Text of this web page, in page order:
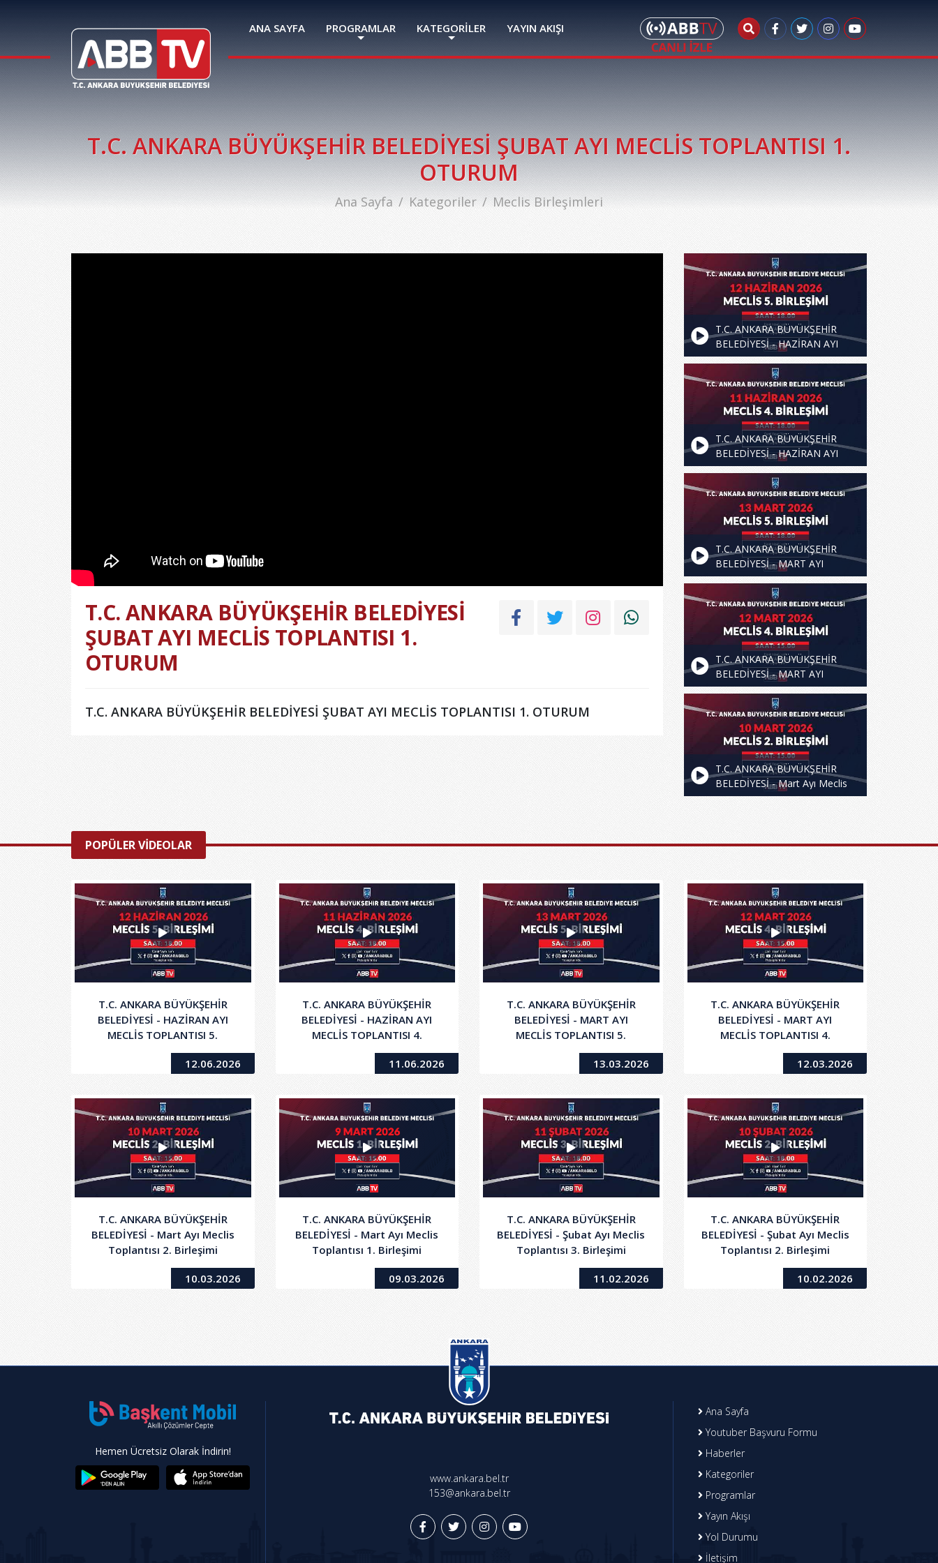
ANA SAYFA PROGRAMLAR KATEGORİLER YAYIN AKIŞI
T.C. ANKARA BÜYÜKŞEHİR BELEDİYESİ ŞUBAT AYI MECLİS TOPLANTISI 1.
OTURUM
Ana Sayfa Kategoriler Meclis Birleşimleri
T.C. ANKARA BÜYÜKŞEHİR BELEDİYESİ
ŞUBAT AYI MECLİS TOPLANTISI 1.
OTURUM
T.C. ANKARA BÜYÜKŞEHİR BELEDİYESİ ŞUBAT AYI MECLİS TOPLANTISI 1. OTURUM
T.C. ANKARA BÜYÜKŞEHİR
BELEDİYESİ - HAZİRAN AYI
MECLİS TOPLANTISI 5.
T.C. ANKARA BÜYÜKŞEHİR
BELEDİYESİ - HAZİRAN AYI
MECLİS TOPLANTISI 4.
T.C. ANKARA BÜYÜKŞEHİR
BELEDİYESİ - MART AYI
MECLİS TOPLANTISI 5.
T.C. ANKARA BÜYÜKŞEHİR
BELEDİYESİ - MART AYI
MECLİS TOPLANTISI 4.
T.C. ANKARA BÜYÜKŞEHİR
BELEDİYESİ - Mart Ayı Meclis
Toplantısı 2. Birleşimi
POPÜLER VİDEOLAR
T.C. ANKARA BÜYÜKŞEHİR
BELEDİYESİ - HAZİRAN AYI
MECLİS TOPLANTISI 5.
BİRLEŞİMİ
12.06.2026
T.C. ANKARA BÜYÜKŞEHİR
BELEDİYESİ - HAZİRAN AYI
MECLİS TOPLANTISI 4.
BİRLEŞİMİ
11.06.2026
T.C. ANKARA BÜYÜKŞEHİR
BELEDİYESİ - MART AYI
MECLİS TOPLANTISI 5.
BİRLEŞİMİ
13.03.2026
T.C. ANKARA BÜYÜKŞEHİR
BELEDİYESİ - MART AYI
MECLİS TOPLANTISI 4.
BİRLEŞİMİ
12.03.2026
T.C. ANKARA BÜYÜKŞEHİR
BELEDİYESİ - Mart Ayı Meclis
Toplantısı 2. Birleşimi
10.03.2026
T.C. ANKARA BÜYÜKŞEHİR
BELEDİYESİ - Mart Ayı Meclis
Toplantısı 1. Birleşimi
09.03.2026
T.C. ANKARA BÜYÜKŞEHİR
BELEDİYESİ - Şubat Ayı Meclis
Toplantısı 3. Birleşimi
11.02.2026
T.C. ANKARA BÜYÜKŞEHİR
BELEDİYESİ - Şubat Ayı Meclis
Toplantısı 2. Birleşimi
10.02.2026
Hemen Ücretsiz Olarak İndirin!
www.ankara.bel.tr
153@ankara.bel.tr
Ana Sayfa
Youtuber Başvuru Formu
Haberler
Kategoriler
Programlar
Yayın Akışı
Yol Durumu
İletişim